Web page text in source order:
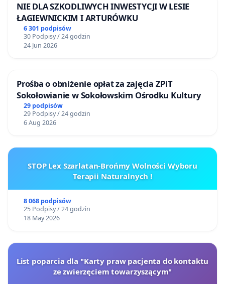
NIE DLA SZKODLIWYCH INWESTYCJI W LESIE
ŁAGIEWNICKIM I ARTURÓWKU
6 301 podpisów
30 Podpisy / 24 godzin
24 Jun 2026
Prośba o obniżenie opłat za zajęcia ZPiT
Sokołowianie w Sokołowskim Ośrodku Kultury
29 podpisów
29 Podpisy / 24 godzin
6 Aug 2026
STOP Lex Szarlatan-Brońmy Wolności Wyboru
Terapii Naturalnych !
8 068 podpisów
25 Podpisy / 24 godzin
18 May 2026
List poparcia dla "Karty praw pacjenta do kontaktu
ze zwierzęciem towarzyszącym"